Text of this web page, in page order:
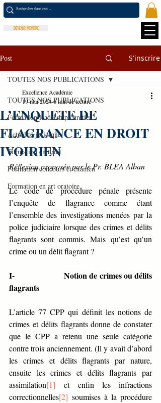
DEVENIR MEMBRE
Post S'inscrire
TOUTES NOS PUBLICATIONS
Formation leadership chrétien
Actualité juridique
Formation en droit
Formation concours et examen
Formation en art oratoire
TOUTES NOS PUBLICATIONS
L’ENQUETE DE
FLAGRANCE EN DROIT
IVOIRIEN
Excellence Académie
19 mai 20246 min de lecture
Réflexion proposée par le Pr. BLEA Alban
Le code de procédure pénale présente
l’enquête de flagrance comme étant
l’ensemble des investigations menées par la
police judiciaire lorsque des crimes et délits
flagrants sont commis. Mais qu’est qu’un
crime ou un délit flagrant ?
I-                   Notion de crimes ou délits
flagrants
L’article 77 CPP qui définit les notions de
crimes et délits flagrants donne de constater
que le CPP a retenu une seule catégorie
contre trois anciennement. (Il y avait d’abord
les crimes et délits flagrants par nature,
ensuite les crimes et délits flagrants par
assimilation[1] et enfin les infractions
correctionnelles[2] soumises à la procédure